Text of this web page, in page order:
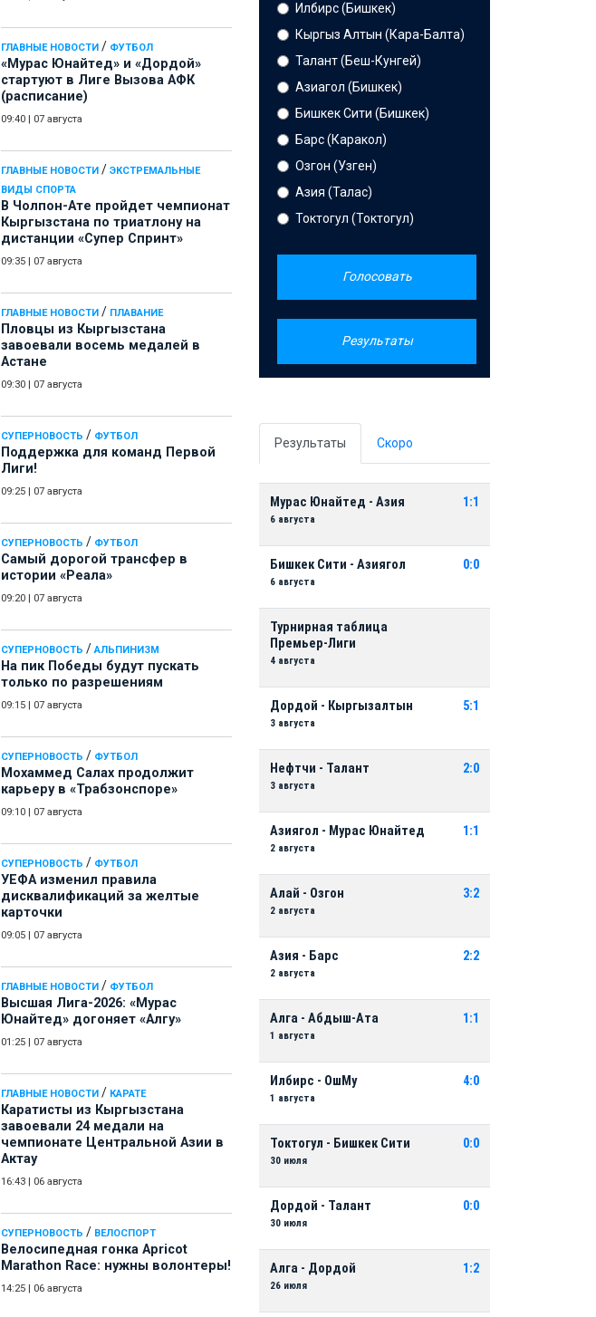
ГЛАВНЫЕ НОВОСТИ / ФУТБОЛ
«Мурас Юнайтед» и «Дордой»
стартуют в Лиге Вызова АФК
(расписание)
09:40 07 августа
ГЛАВНЫЕ НОВОСТИ / ЭКСТРЕМАЛЬНЫЕ
ВИДЫ СПОРТА
В Чолпон-Ате пройдет чемпионат
Кыргызстана по триатлону на
дистанции «Супер Спринт»
09:35 07 августа
ГЛАВНЫЕ НОВОСТИ / ПЛАВАНИЕ
Пловцы из Кыргызстана
завоевали восемь медалей в
Астане
09:30 07 августа
СУПЕРНОВОСТЬ / ФУТБОЛ
Поддержка для команд Первой
Лиги!
09:25 07 августа
СУПЕРНОВОСТЬ / ФУТБОЛ
Самый дорогой трансфер в
истории «Реала»
09:20 07 августа
СУПЕРНОВОСТЬ / АЛЬПИНИЗМ
На пик Победы будут пускать
только по разрешениям
09:15 07 августа
СУПЕРНОВОСТЬ / ФУТБОЛ
Мохаммед Салах продолжит
карьеру в «Трабзонспоре»
09:10 07 августа
СУПЕРНОВОСТЬ / ФУТБОЛ
УЕФА изменил правила
дисквалификаций за желтые
карточки
09:05 07 августа
ГЛАВНЫЕ НОВОСТИ / ФУТБОЛ
Высшая Лига-2026: «Мурас
Юнайтед» догоняет «Алгу»
01:25 07 августа
ГЛАВНЫЕ НОВОСТИ / КАРАТЕ
Каратисты из Кыргызстана
завоевали 24 медали на
чемпионате Центральной Азии в
Актау
16:43 06 августа
СУПЕРНОВОСТЬ / ВЕЛОСПОРТ
Велосипедная гонка Apricot
Marathon Race: нужны волонтеры!
14:25 06 августа
Илбирс (Бишкек)
Кыргыз Алтын (Кара-Балта)
Талант (Беш-Кунгей)
Азиагол (Бишкек)
Бишкек Сити (Бишкек)
Барс (Каракол)
Озгон (Узген)
Азия (Талас)
Токтогул (Токтогул)
Голосовать
Результаты
Результаты Скоро
Мурас Юнайтед - Азия
6 августа
1:1
Бишкек Сити - Азиягол
6 августа
0:0
Турнирная таблица
Премьер-Лиги
4 августа
Дордой - Кыргызалтын
3 августа
5:1
Нефтчи - Талант
3 августа
2:0
Азиягол - Мурас Юнайтед
2 августа
1:1
Алай - Озгон
2 августа
3:2
Азия - Барс
2 августа
2:2
Алга - Абдыш-Ата
1 августа
1:1
Илбирс - ОшМу
1 августа
4:0
Токтогул - Бишкек Сити
30 июля
0:0
Дордой - Талант
30 июля
0:0
Алга - Дордой
26 июля
1:2